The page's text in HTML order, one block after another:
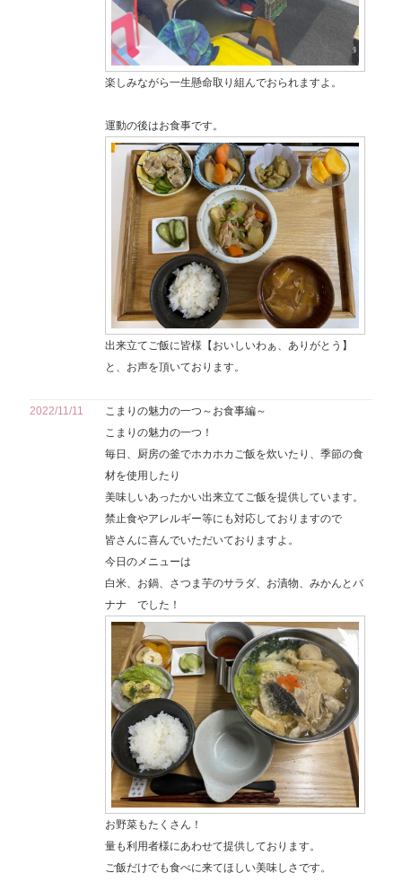
楽しみながら一生懸命取り組んでおられますよ。
運動の後はお食事です。
出来立てご飯に皆様【おいしいわぁ、ありがとう】
と、お声を頂いております。
2022/11/11
こまりの魅力の一つ～お食事編～
こまりの魅力の一つ！
毎日、厨房の釜でホカホカご飯を炊いたり、季節の食
材を使用したり
美味しいあったかい出来立てご飯を提供しています。
禁止食やアレルギー等にも対応しておりますので
皆さんに喜んでいただいておりますよ。
今日のメニューは
白米、お鍋、さつま芋のサラダ、お漬物、みかんとバ
ナナ でした！
お野菜もたくさん！
量も利用者様にあわせて提供しております。
ご飯だけでも食べに来てほしい美味しさです。